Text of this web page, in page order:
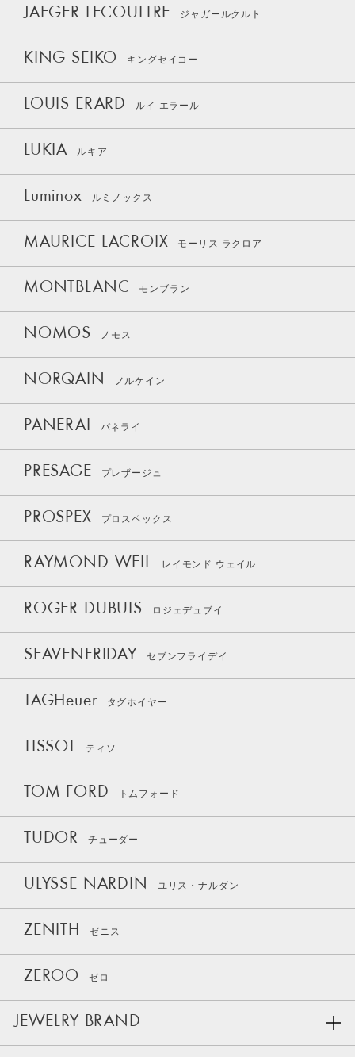
JAEGER LECOULTRE ジャガールクルト
KING SEIKO キングセイコー
LOUIS ERARD ルイ エラール
LUKIA ルキア
Luminox ルミノックス
MAURICE LACROIX モーリス ラクロア
MONTBLANC モンブラン
NOMOS ノモス
NORQAIN ノルケイン
PANERAI パネライ
PRESAGE プレザージュ
PROSPEX プロスペックス
RAYMOND WEIL レイモンド ウェイル
ROGER DUBUIS ロジェデュブイ
SEAVENFRIDAY セブンフライデイ
TAGHeuer タグホイヤー
TISSOT ティソ
TOM FORD トムフォード
TUDOR チューダー
ULYSSE NARDIN ユリス・ナルダン
ZENITH ゼニス
ZEROO ゼロ
JEWELRY BRAND